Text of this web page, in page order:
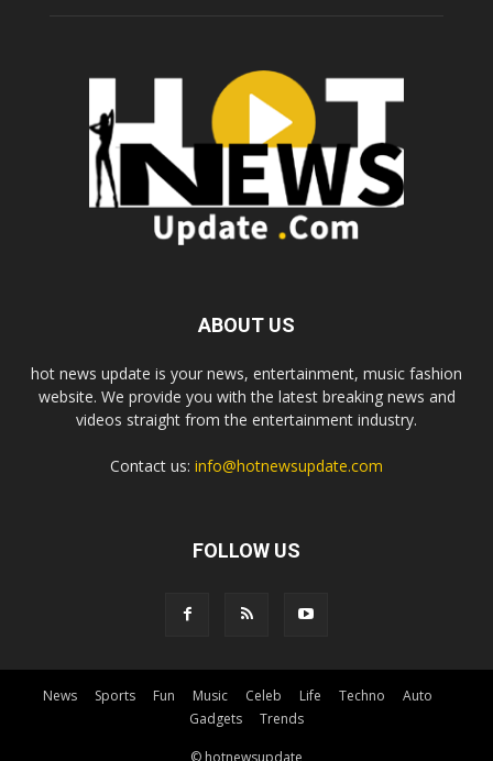
ABOUT US
hot news update is your news, entertainment, music fashion
website. We provide you with the latest breaking news and
videos straight from the entertainment industry.
Contact us: info@hotnewsupdate.com
FOLLOW US
News Sports Fun Music Celeb Life Techno
Auto
Gadgets
Trends